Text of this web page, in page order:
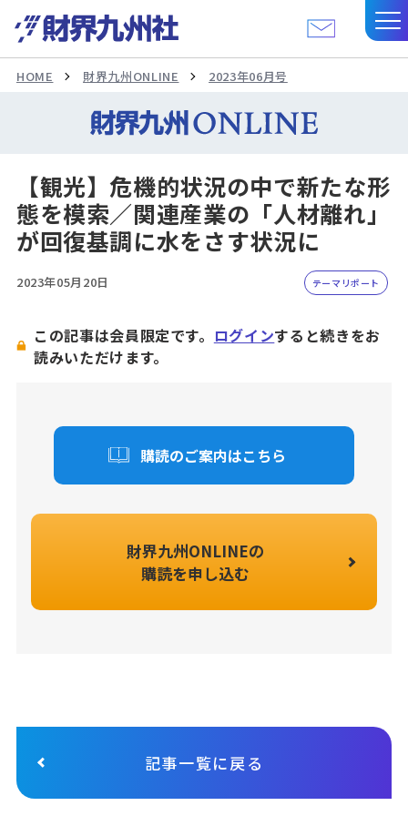
HOME 財界九州ONLINE 2023年06月号
【観光】危機的状況の中で新たな形
態を模索／関連産業の「人材離れ」
が回復基調に水をさす状況に
2023年05月20日 テーマリポート
この記事は会員限定です。 ログインすると続きをお
読みいただけます。
購読のご案内はこちら
財界九州ONLINEの
購読を申し込む
記事一覧に戻る